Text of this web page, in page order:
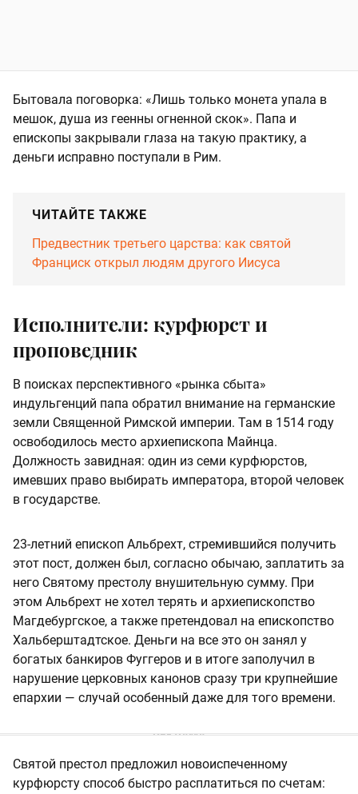
Бытовала поговорка: «Лишь только монета упала в
мешок, душа из геенны огненной скок». Папа и
епископы закрывали глаза на такую практику, а
деньги исправно поступали в Рим.
ЧИТАЙТЕ ТАКЖЕ
Предвестник третьего царства: как святой
Франциск открыл людям другого Иисуса
Исполнители: курфюрст и
проповедник
В поисках перспективного «рынка сбыта»
индульгенций папа обратил внимание на германские
земли Священной Римской империи. Там в 1514 году
освободилось место архиепископа Майнца.
Должность завидная: один из семи курфюрстов,
имевших право выбирать императора, второй человек
в государстве.
23-летний епископ Альбрехт, стремившийся получить
этот пост, должен был, согласно обычаю, заплатить за
него Святому престолу внушительную сумму. При
этом Альбрехт не хотел терять и архиепископство
Магдебургское, а также претендовал на епископство
Хальберштадтское. Деньги на все это он занял у
богатых банкиров Фуггеров и в итоге заполучил в
нарушение церковных канонов сразу три крупнейшие
епархии — случай особенный даже для того времени.
Святой престол предложил новоиспеченному
курфюрсту способ быстро расплатиться по счетам: